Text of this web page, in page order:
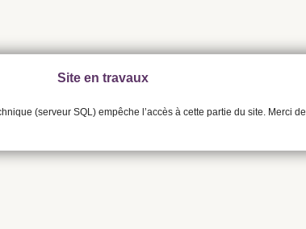
Site en travaux
(serveur SQL) empêche l’accès à cette partie du site. Merci de